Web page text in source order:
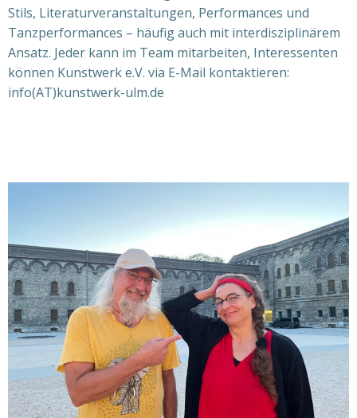
Stils, Literaturveranstaltungen, Performances und
Tanzperformances – häufig auch mit interdisziplinärem
Ansatz. Jeder kann im Team mitarbeiten, Interessenten
können Kunstwerk e.V. via E-Mail kontaktieren:
info(AT)kunstwerk-ulm.de